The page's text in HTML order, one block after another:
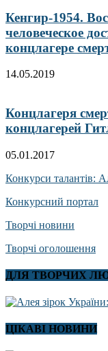
Кенгир-1954.
человеческое
концлагере
14.05.2019
Концлагеря
концлагерей
05.01.2017
Конкурси талантів:
Конкурсний портал
Творчі новини
Творчі оголошення
ДЛЯ ТВОРЧИХ
ЦІКАВІ НОВИНИ